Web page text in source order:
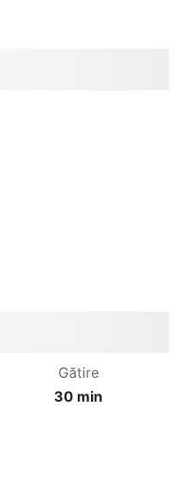
Gătire
30 min